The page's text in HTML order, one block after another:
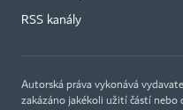
RSS kanály
Autorská práva vykonává
zakázáno jakékoli užití částí nebo